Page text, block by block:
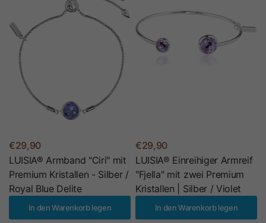
€29,90
LUISIA® Armband "Ciri" mit
Premium Kristallen - Silber /
Royal Blue Delite
In den Warenkorb legen
€29,90
LUISIA® Einreihiger Armreif
"Fjella" mit zwei Premium
Kristallen | Silber / Violet
In den Warenkorb legen